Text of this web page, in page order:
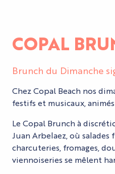
COPAL
Brunch du Dimanche
Chez Copal Beach nos
festifs et musicaux,
Le Copal Brunch à
Juan Arbelaez, où salades
charcuteries, fromages,
viennoiseries se mêlent